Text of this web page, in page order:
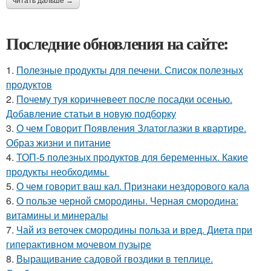
Последние обновления на сайте:
1. Полезные продукты для печени. Список полезных
продуктов
2. Почему туя коричневеет после посадки осенью.
Добавление статьи в новую подборку
3. О чем Говорит Появления Златоглазки в квартире.
Образ жизни и питание
4. ТОП-5 полезных продуктов для беременных. Какие
продукты необходимы
5. О чем говорит ваш кал. Признаки нездорового кала
6. О пользе черной смородины. Черная смородина:
витамины и минералы
7. Чай из веточек смородины польза и вред. Диета при
гиперактивном мочевом пузыре
8. Выращивание садовой гвоздики в теплице.